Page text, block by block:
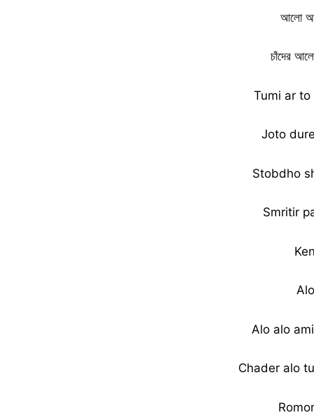
আলো
চাঁদের
Tumi ar
Joto
Stobdho
Smritir
Alo alo
Chader alo